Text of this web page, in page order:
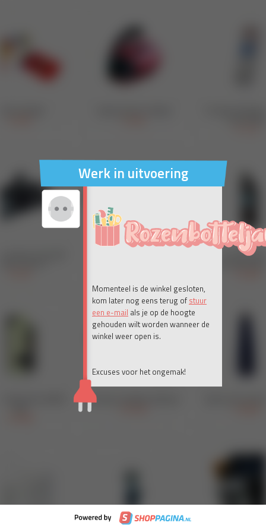
Werk in uitvoering
Momenteel is de winkel gesloten,
kom later nog eens terug of stuur
een e-mail als je op de hoogte
gehouden wilt worden wanneer de
winkel weer open is.
Excuses voor het ongemak!